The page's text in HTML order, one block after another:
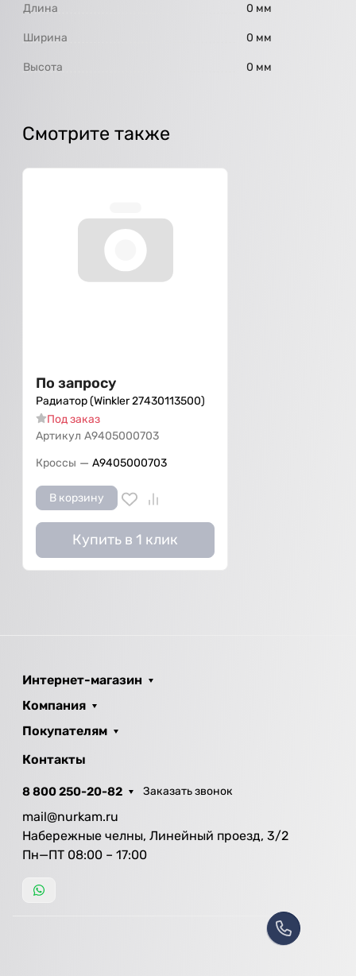
Длина 0 мм
Ширина 0 мм
Высота 0 мм
Смотрите также
По запросу
Радиатор (Winkler 27430113500)
Под заказ
Артикул А9405000703
Кроссы — А9405000703
В корзину
Купить в 1 клик
Интернет-магазин
Компания
Покупателям
Контакты
8 800 250-20-82 Заказать звонок
mail@nurkam.ru
Набережные челны, Линейный проезд, 3/2
Пн—ПТ 08:00 – 17:00